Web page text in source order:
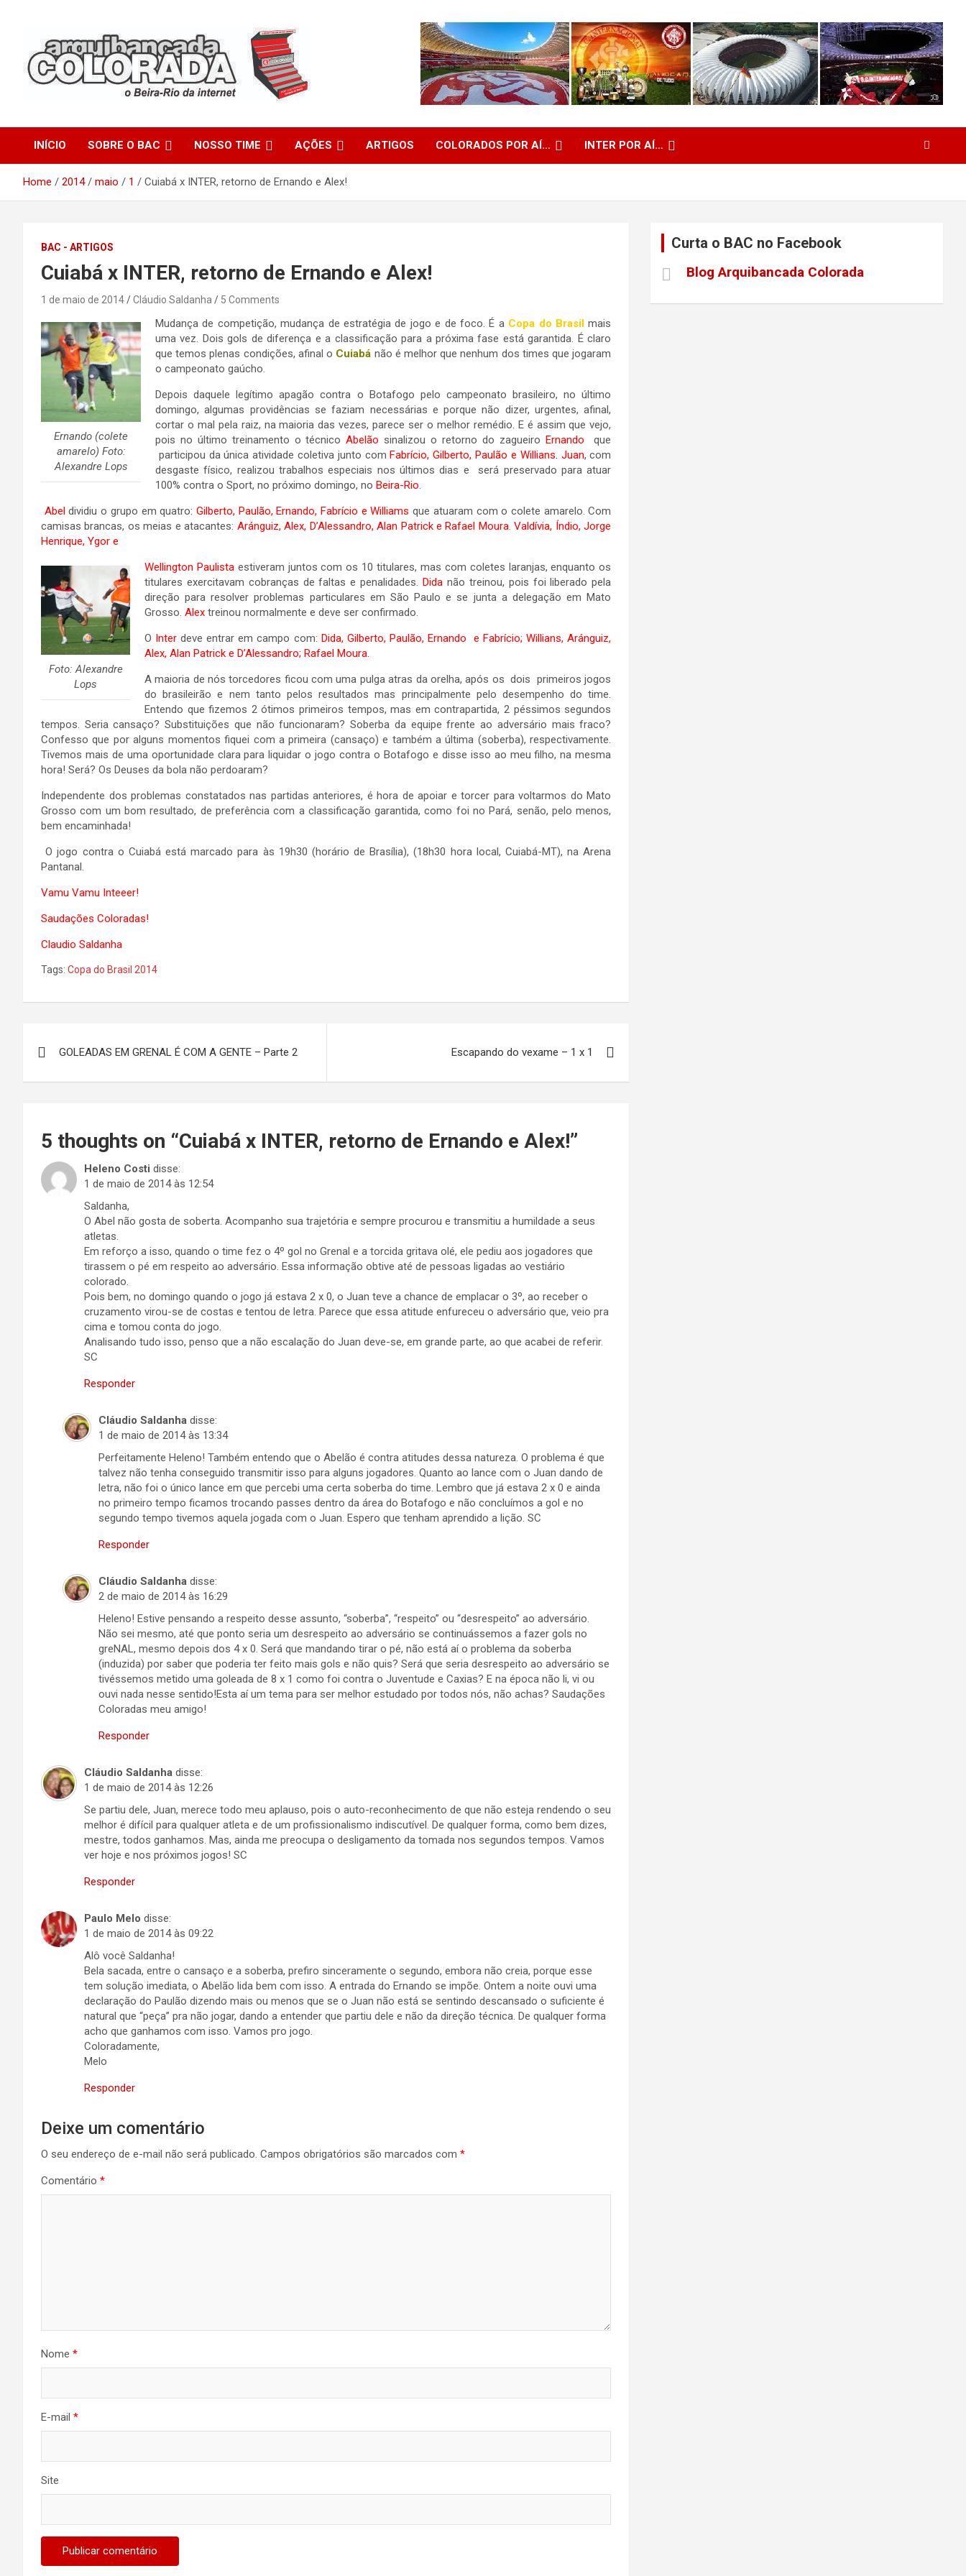
Arquibancada Colorada
INÍCIO SOBRE O BAC NOSSO TIME AÇÕES ARTIGOS COLORADOS POR AÍ… INTER POR AÍ…
Home 2014 maio 1 Cuiabá x INTER, retorno de Ernando e Alex!
BAC - ARTIGOS
Cuiabá x INTER, retorno de Ernando e Alex!
1 de maio de 2014 Cláudio Saldanha 5 Comments
Ernando (colete
amarelo) Foto:
Alexandre Lops
Mudança de competição, mudança de estratégia de jogo e de foco. É a Copa do Brasilmais
uma vez. Dois gols de diferença e a classificação para a próxima fase está garantida. É claro
que temos plenas condições, afinal o Cuiabá não é melhor que nenhum dos times que jogaram
o campeonato gaúcho.
Depois daquele legítimo apagão contra o Botafogo pelo campeonato brasileiro, no último
domingo, algumas providências se faziam necessárias e porque não dizer, urgentes, afinal,
cortar o mal pela raiz, na maioria das vezes, parece ser o melhor remédio. E é assim que vejo,
pois no último treinamento o técnicoAbelão sinalizou o retorno do zagueiro Ernando que
participou da única atividade coletiva junto comFabrício, Gilberto, Paulão e Willians. Juan, com
desgaste físico, realizou trabalhos especiais nos últimos dias e será preservado para atuar
100% contra o Sport, no próximo domingo, no Beira-Rio.
Abeldividiu o grupo em quatro: Gilberto, Paulão, Ernando, Fabrício e Williams que atuaram com o colete amarelo. Com
camisas brancas, os meias e atacantes: Aránguiz, Alex, D’Alessandro, Alan Patrick e Rafael Moura.Valdívia, Índio, Jorge
Henrique, Ygor e
Foto: Alexandre
Lops
Wellington Paulistaestiveram juntos com os 10 titulares, mas com coletes laranjas, enquanto os
titulares exercitavam cobranças de faltas e penalidades.Dida não treinou, pois foi liberado pela
direção para resolver problemas particulares em São Paulo e se junta a delegação em Mato
Grosso. Alex treinou normalmente e deve ser confirmado.
O Inter deve entrar em campo com: Dida, Gilberto, Paulão, Ernando e Fabrício; Willians, Aránguiz,
Alex, Alan Patrick e D’Alessandro; Rafael Moura.
A maioria de nós torcedores ficou com uma pulga atras da orelha, após os dois primeiros jogos
do brasileirão e nem tanto pelos resultados mas principalmente pelo desempenho do time.
Entendo que fizemos 2 ótimos primeiros tempos, mas em contrapartida, 2 péssimos segundos
tempos. Seria cansaço? Substituições que não funcionaram? Soberba da equipe frente ao adversário mais fraco?
Confesso que por alguns momentos fiquei com a primeira (cansaço) e também a última (soberba), respectivamente.
Tivemos mais de uma oportunidade clara para liquidar o jogo contra o Botafogo e disse isso ao meu filho, na mesma
hora! Será? Os Deuses da bola não perdoaram?
Independente dos problemas constatados nas partidas anteriores, é hora de apoiar e torcer para voltarmos do Mato
Grosso com um bom resultado, de preferência com a classificação garantida, como foi no Pará, senão, pelo menos,
bem encaminhada!
O jogo contra o Cuiabá está marcado para às 19h30 (horário de Brasília), (18h30 hora local, Cuiabá-MT), na Arena
Pantanal.
Vamu Vamu Inteeer!
Saudações Coloradas!
Claudio Saldanha
Tags: Copa do Brasil 2014
de
GOLEADAS EM GRENAL É COM A GENTE – Parte 2 Escapando do vexame – 1 x 1
5 thoughts on “Cuiabá x INTER, retorno de Ernando e Alex!”
Heleno Costi disse:
1 de maio de 2014 às 12:54
Saldanha,
O Abel não gosta de soberta. Acompanho sua trajetória e sempre procurou e transmitiu a humildade a seus
atletas.
Em reforço a isso, quando o time fez o 4º gol no Grenal e a torcida gritava olé, ele pediu aos jogadores que
tirassem o pé em respeito ao adversário. Essa informação obtive até de pessoas ligadas ao vestiário
colorado.
Pois bem, no domingo quando o jogo já estava 2 x 0, o Juan teve a chance de emplacar o 3º, ao receber o
cruzamento virou-se de costas e tentou de letra. Parece que essa atitude enfureceu o adversário que, veio pra
cima e tomou conta do jogo.
Analisando tudo isso, penso que a não escalação do Juan deve-se, em grande parte, ao que acabei de referir.
SC
Responder
Cláudio Saldanha disse:
1 de maio de 2014 às 13:34
Perfeitamente Heleno! Também entendo que o Abelão é contra atitudes dessa natureza. O problema é que
talvez não tenha conseguido transmitir isso para alguns jogadores. Quanto ao lance com o Juan dando de
letra, não foi o único lance em que percebi uma certa soberba do time. Lembro que já estava 2 x 0 e ainda
no primeiro tempo ficamos trocando passes dentro da área do Botafogo e não concluímos a gol e no
segundo tempo tivemos aquela jogada com o Juan. Espero que tenham aprendido a lição. SC
Responder
Cláudio Saldanha disse:
2 de maio de 2014 às 16:29
Heleno! Estive pensando a respeito desse assunto, “soberba”, “respeito” ou “desrespeito” ao adversário.
Não sei mesmo, até que ponto seria um desrespeito ao adversário se continuássemos a fazer gols no
greNAL, mesmo depois dos 4 x 0. Será que mandando tirar o pé, não está aí o problema da soberba
(induzida) por saber que poderia ter feito mais gols e não quis? Será que seria desrespeito ao adversário se
tivéssemos metido uma goleada de 8 x 1 como foi contra o Juventude e Caxias? E na época não li, vi ou
ouvi nada nesse sentido!Esta aí um tema para ser melhor estudado por todos nós, não achas? Saudações
Coloradas meu amigo!
Responder
Cláudio Saldanha disse:
1 de maio de 2014 às 12:26
Se partiu dele, Juan, merece todo meu aplauso, pois o auto-reconhecimento de que não esteja rendendo o seu
melhor é difícil para qualquer atleta e de um profissionalismo indiscutível. De qualquer forma, como bem dizes,
mestre, todos ganhamos. Mas, ainda me preocupa o desligamento da tomada nos segundos tempos. Vamos
ver hoje e nos próximos jogos! SC
Responder
Paulo Melo disse:
1 de maio de 2014 às 09:22
Alô você Saldanha!
Bela sacada, entre o cansaço e a soberba, prefiro sinceramente o segundo, embora não creia, porque esse
tem solução imediata, o Abelão lida bem com isso. A entrada do Ernando se impõe. Ontem a noite ouvi uma
declaração do Paulão dizendo mais ou menos que se o Juan não está se sentindo descansado o suficiente é
natural que “peça” pra não jogar, dando a entender que partiu dele e não da direção técnica. De qualquer forma
acho que ganhamos com isso. Vamos pro jogo.
Coloradamente,
Melo
Responder
Deixe um comentário
O seu endereço de e-mail não será publicado. Campos obrigatórios são marcados com *
Comentário *
Nome *
E-mail *
Site
Curta o BAC no Facebook
Blog Arquibancada Colorada